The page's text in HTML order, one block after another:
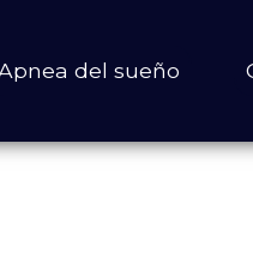
del sueño